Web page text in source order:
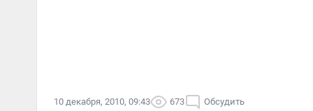
10 декабря, 2010, 09:43 673 Обсудить